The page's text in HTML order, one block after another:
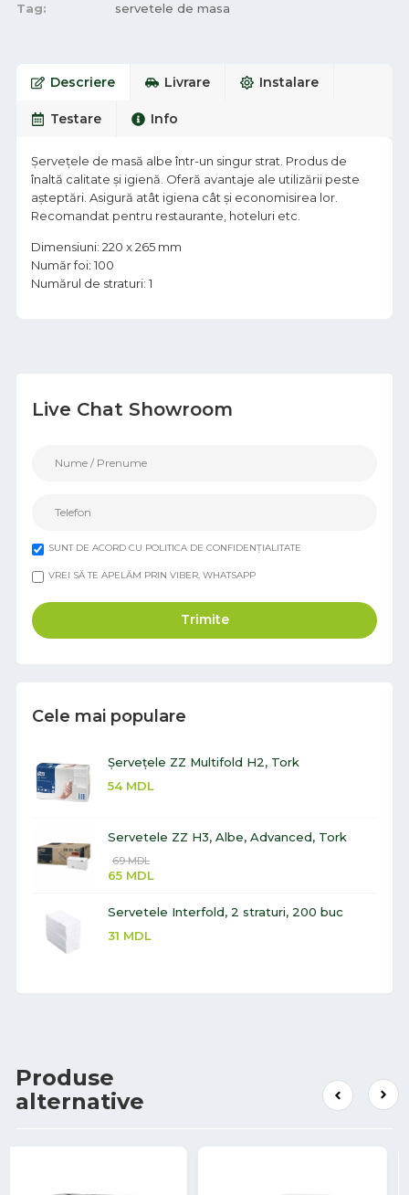
Live Chat Showroom
SUNT DE ACORD CU POLITICA DE CONFIDENȚIALITATE
VREI SĂ TE APELĂM PRIN VIBER, WHATSAPP
Trimite
Cele mai populare
Șervețele ZZ Multifold H2, Tork
54 MDL
Servetele ZZ H3, Albe, Advanced, Tork
69MDL
65 MDL
Servetele Interfold, 2 straturi, 200 buc
31 MDL
Tag:
servetele de masa
Descriere Livrare Instalare
Testare Info
Șervețele de masă albe într-un singur strat. Produs de
înaltă calitate și igienă. Oferă avantaje ale utilizării peste
așteptări. Asigură atât igiena cât și economisirea lor.
Recomandat pentru restaurante, hoteluri etc.
Dimensiuni: 220 x 265 mm
Număr foi: 100
Numărul de straturi: 1
Produse
alternative